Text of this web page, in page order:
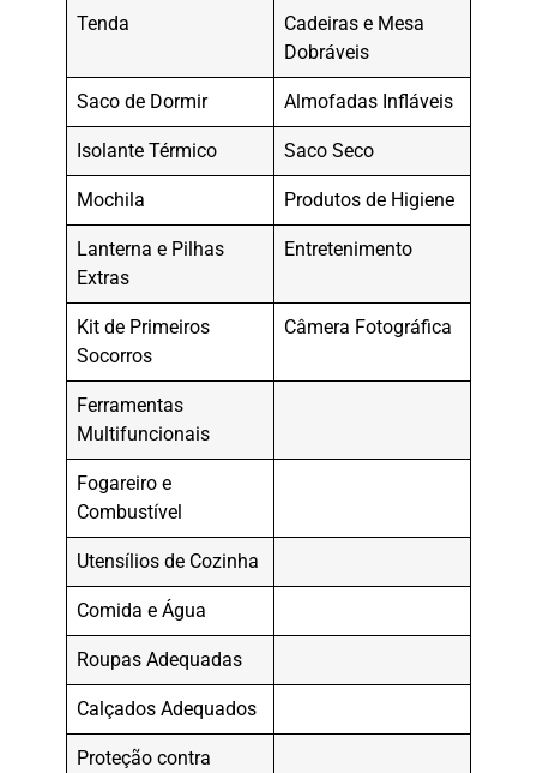
Tenda
Cadeiras e Mesa
Dobráveis
Saco de Dormir Almofadas Infláveis
Isolante Térmico Saco Seco
Mochila Produtos de Higiene
Lanterna e Pilhas
Extras
Entretenimento
Kit de Primeiros
Socorros
Câmera Fotográfica
Ferramentas
Multifuncionais
Fogareiro e
Combustível
Utensílios de Cozinha
Comida e Água
Roupas Adequadas
Calçados Adequados
Proteção contra